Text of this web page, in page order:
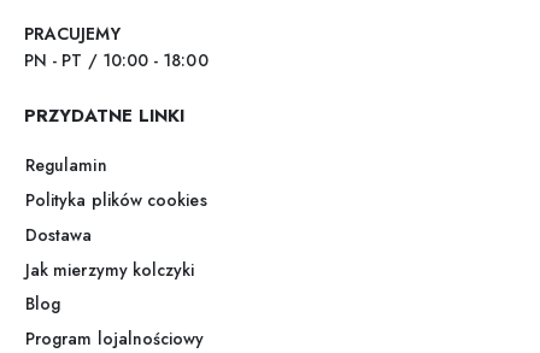
PRACUJEMY
PN - PT / 10:00 - 18:00
PRZYDATNE LINKI
Regulamin
Polityka plików cookies
Dostawa
Jak mierzymy kolczyki
Blog
Program lojalnościowy